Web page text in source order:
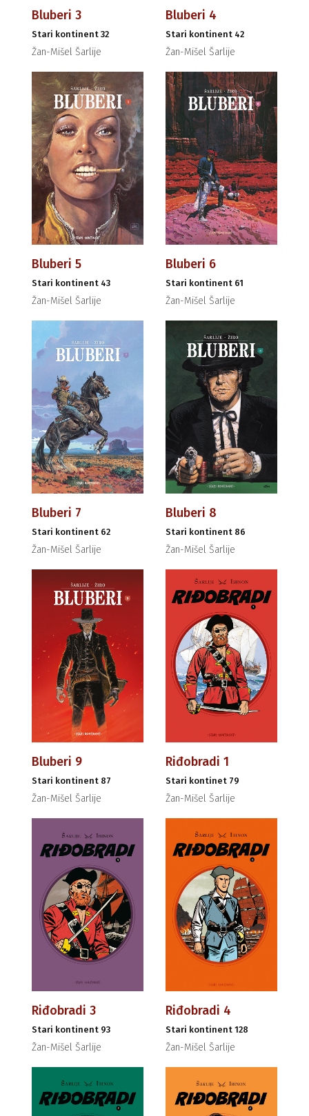
Bluberi 3
Stari kontinent 32
Žan-Mišel Šarlije
Bluberi 4
Stari kontinent 42
Žan-Mišel Šarlije
Bluberi 5
Stari kontinent 43
Žan-Mišel Šarlije
Bluberi 6
Stari kontinent 61
Žan-Mišel Šarlije
Bluberi 7
Stari kontinent 62
Žan-Mišel Šarlije
Bluberi 8
Stari kontinent 86
Žan-Mišel Šarlije
Bluberi 9
Stari kontinent 87
Žan-Mišel Šarlije
Riđobradi 1
Stari kontinet 79
Žan-Mišel Šarlije
Riđobradi 3
Stari kontinent 93
Žan-Mišel Šarlije
Riđobradi 4
Stari kontinent 128
Žan-Mišel Šarlije